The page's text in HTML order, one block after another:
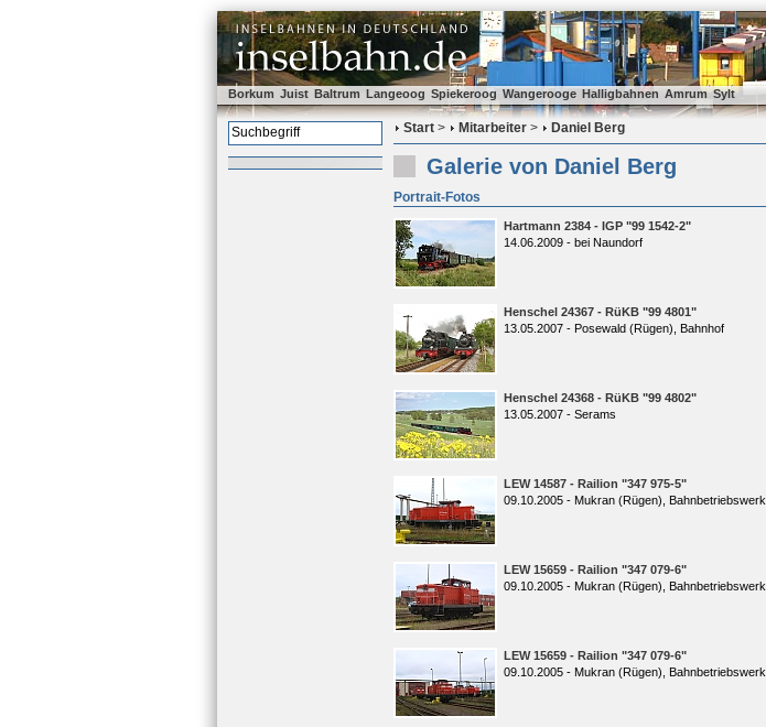
Borkum Juist Baltrum Langeoog Spiekeroog Wangerooge Halligbahnen Amrum Sylt
Start > Mitarbeiter > Daniel Berg
Galerie von Daniel Berg
Portrait-Fotos
Hartmann 2384 - IGP "99 1542-2"
14.06.2009 - bei Naundorf
Henschel 24367 - RüKB "99 4801"
13.05.2007 - Posewald (Rügen), Bahnhof
Henschel 24368 - RüKB "99 4802"
13.05.2007 - Serams
LEW 14587 - Railion "347 975-5"
09.10.2005 - Mukran (Rügen), Bahnbetriebswerk
LEW 15659 - Railion "347 079-6"
09.10.2005 - Mukran (Rügen), Bahnbetriebswerk
LEW 15659 - Railion "347 079-6"
09.10.2005 - Mukran (Rügen), Bahnbetriebswerk